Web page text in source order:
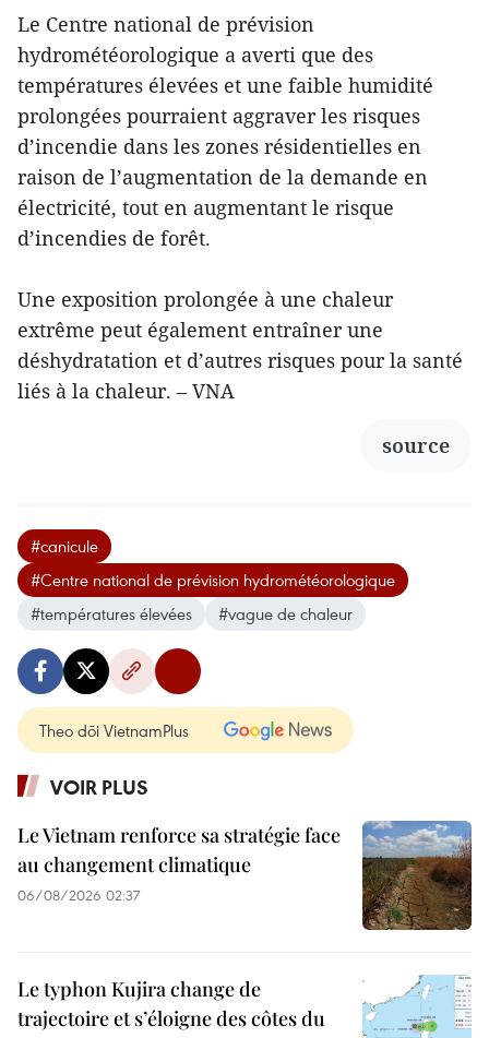
Le Centre national de prévision
hydrométéorologique a averti que des
températures élevées et une faible humidité
prolongées pourraient aggraver les risques
d’incendie dans les zones résidentielles en
raison de l’augmentation de la demande en
électricité, tout en augmentant le risque
d’incendies de forêt.
Une exposition prolongée à une chaleur
extrême peut également entraîner une
déshydratation et d’autres risques pour la santé
liés à la chaleur. – VNA
source
#canicule
#Centre national de prévision hydrométéorologique
#températures élevées
#vague de chaleur
Theo dõi VietnamPlus
VOIR PLUS
Le Vietnam renforce sa stratégie face
au changement climatique
06/08/2026 02:37
Le typhon Kujira change de
trajectoire et s’éloigne des côtes du